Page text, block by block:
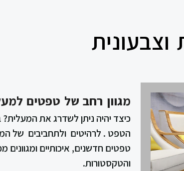
וצבעונית
מגוון רחב של טפטים
כיצד יהיה ניתן לשדרג את
הטפט . לרהיטים ולתחביבים של
טפטים חדשנים, איכותיים ומגוונים
והטקסטורות.